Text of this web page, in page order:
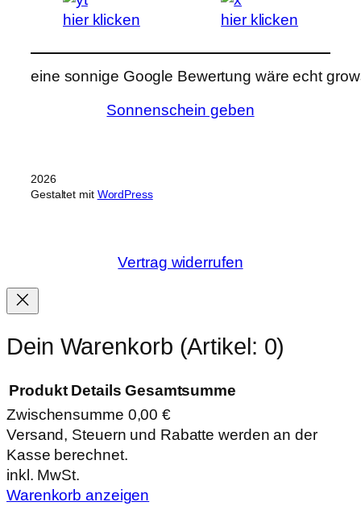
hier klicken hier klicken
eine sonnige Google Bewertung wäre echt
Sonnenschein geben
2026
Gestaltet mit WordPress
Vertrag widerrufen
Dein Warenkorb (Artikel: 0)
Produkte
im
Warenkorb
Produkt Details Gesamtsumme
Zwischensumme 0,00 €
Versand, Steuern und Rabatte werden an der
Kasse berechnet.
inkl. MwSt.
Warenkorb anzeigen